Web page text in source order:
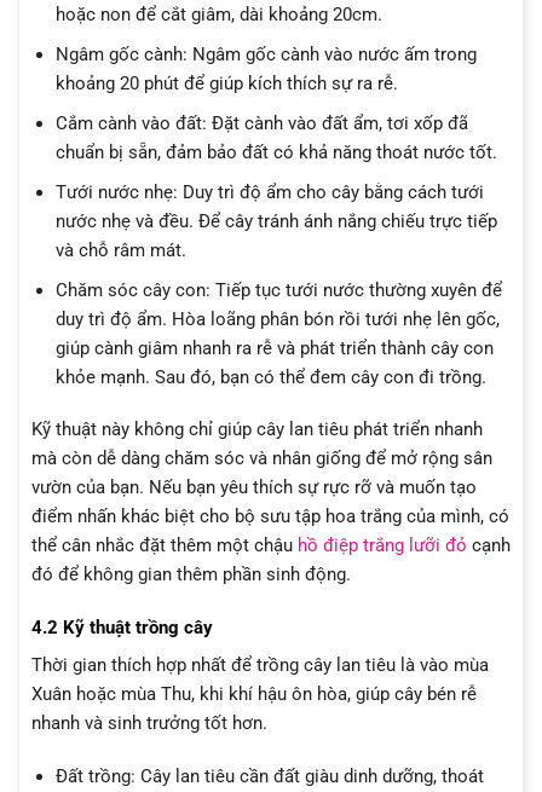
hoặc non để cắt giâm, dài khoảng 20cm.
Ngâm gốc cành: Ngâm gốc cành vào nước ấm trong
khoảng 20 phút để giúp kích thích sự ra rễ.
Cắm cành vào đất: Đặt cành vào đất ẩm, tơi xốp đã
chuẩn bị sẵn, đảm bảo đất có khả năng thoát nước tốt.
Tưới nước nhẹ: Duy trì độ ẩm cho cây bằng cách tưới
nước nhẹ và đều. Để cây tránh ánh nắng chiếu trực tiếp
và chỗ râm mát.
Chăm sóc cây con: Tiếp tục tưới nước thường xuyên để
duy trì độ ẩm. Hòa loãng phân bón rồi tưới nhẹ lên gốc,
giúp cành giâm nhanh ra rễ và phát triển thành cây con
khỏe mạnh. Sau đó, bạn có thể đem cây con đi trồng.
Kỹ thuật này không chỉ giúp cây lan tiêu phát triển nhanh
mà còn dễ dàng chăm sóc và nhân giống để mở rộng sân
vườn của bạn. Nếu bạn yêu thích sự rực rỡ và muốn tạo
điểm nhấn khác biệt cho bộ sưu tập hoa trắng của mình, có
thể cân nhắc đặt thêm một chậu hồ điệp trắng lưỡi đỏ cạnh
đó để không gian thêm phần sinh động.
4.2 Kỹ thuật trồng cây
Thời gian thích hợp nhất để trồng cây lan tiêu là vào mùa
Xuân hoặc mùa Thu, khi khí hậu ôn hòa, giúp cây bén rễ
nhanh và sinh trưởng tốt hơn.
Đất trồng: Cây lan tiêu cần đất giàu dinh dưỡng, thoát